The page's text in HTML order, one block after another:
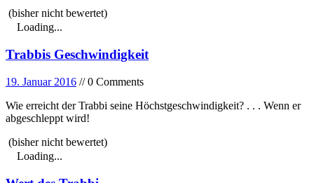
(bisher nicht bewertet)
Loading...
Trabbis Geschwindigkeit
19. Januar 2016 // 0 Comments
Wie erreicht der Trabbi seine Höchstgeschwindigkeit? . . . Wenn er
abgeschleppt wird!
(bisher nicht bewertet)
Loading...